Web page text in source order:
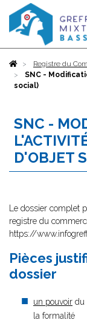
AccueilRegistre du
SNC -
social)
SNC -
D'OBJET
Le dossier complet
registre du
https://
Pièces
dossier
un pouvoir du
la formalité